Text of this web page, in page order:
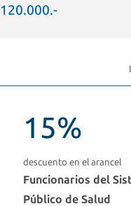
15%
descuento en el arancel
Funcionarios del
Público de Salud